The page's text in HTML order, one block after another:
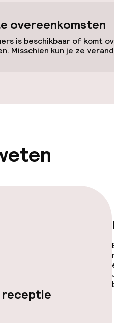
overeenkomsten
is beschikbaar of komt
Misschien kun je ze
receptie